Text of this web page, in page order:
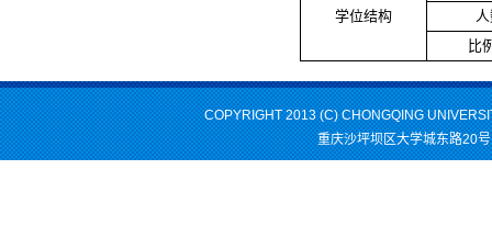
学位结构
比
COPYRIGHT 2013 (C) CHONGQING
重庆沙坪坝区大学城东路20